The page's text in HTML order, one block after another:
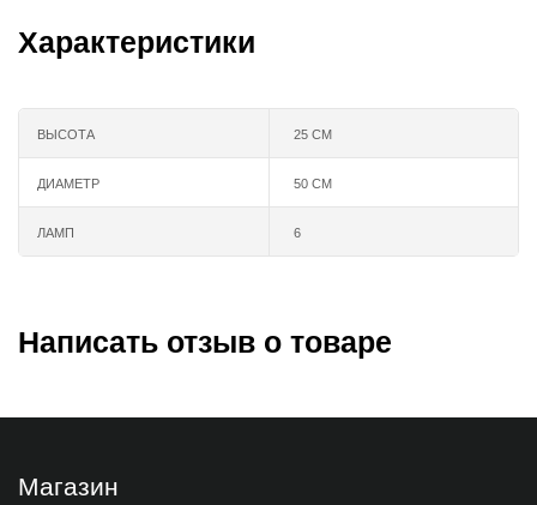
Характеристики
ВЫСОТА 25 СМ
ДИАМЕТР 50 СМ
ЛАМП 6
Написать отзыв о товаре
Магазин